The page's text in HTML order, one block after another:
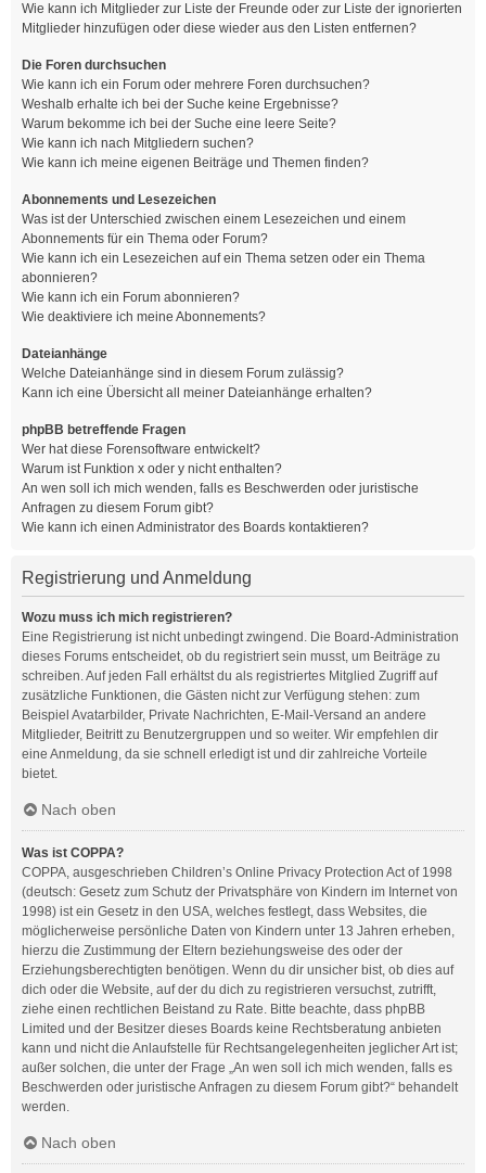
Wie kann ich Mitglieder zur Liste der Freunde oder zur Liste der ignorierten
Mitglieder hinzufügen oder diese wieder aus den Listen entfernen?
Die Foren durchsuchen
Wie kann ich ein Forum oder mehrere Foren durchsuchen?
Weshalb erhalte ich bei der Suche keine Ergebnisse?
Warum bekomme ich bei der Suche eine leere Seite?
Wie kann ich nach Mitgliedern suchen?
Wie kann ich meine eigenen Beiträge und Themen finden?
Abonnements und Lesezeichen
Was ist der Unterschied zwischen einem Lesezeichen und einem
Abonnements für ein Thema oder Forum?
Wie kann ich ein Lesezeichen auf ein Thema setzen oder ein Thema
abonnieren?
Wie kann ich ein Forum abonnieren?
Wie deaktiviere ich meine Abonnements?
Dateianhänge
Welche Dateianhänge sind in diesem Forum zulässig?
Kann ich eine Übersicht all meiner Dateianhänge erhalten?
phpBB betreffende Fragen
Wer hat diese Forensoftware entwickelt?
Warum ist Funktion x oder y nicht enthalten?
An wen soll ich mich wenden, falls es Beschwerden oder juristische
Anfragen zu diesem Forum gibt?
Wie kann ich einen Administrator des Boards kontaktieren?
Registrierung und Anmeldung
Wozu muss ich mich registrieren?
Eine Registrierung ist nicht unbedingt zwingend. Die Board-Administration
dieses Forums entscheidet, ob du registriert sein musst, um Beiträge zu
schreiben. Auf jeden Fall erhältst du als registriertes Mitglied Zugriff auf
zusätzliche Funktionen, die Gästen nicht zur Verfügung stehen: zum
Beispiel Avatarbilder, Private Nachrichten, E-Mail-Versand an andere
Mitglieder, Beitritt zu Benutzergruppen und so weiter. Wir empfehlen dir
eine Anmeldung, da sie schnell erledigt ist und dir zahlreiche Vorteile
bietet.
Nach oben
Was ist COPPA?
COPPA, ausgeschrieben Children’s Online Privacy Protection Act of 1998
(deutsch: Gesetz zum Schutz der Privatsphäre von Kindern im Internet von
1998) ist ein Gesetz in den USA, welches festlegt, dass Websites, die
möglicherweise persönliche Daten von Kindern unter 13 Jahren erheben,
hierzu die Zustimmung der Eltern beziehungsweise des oder der
Erziehungsberechtigten benötigen. Wenn du dir unsicher bist, ob dies auf
dich oder die Website, auf der du dich zu registrieren versuchst, zutrifft,
ziehe einen rechtlichen Beistand zu Rate. Bitte beachte, dass phpBB
Limited und der Besitzer dieses Boards keine Rechtsberatung anbieten
kann und nicht die Anlaufstelle für Rechtsangelegenheiten jeglicher Art ist;
außer solchen, die unter der Frage „An wen soll ich mich wenden, falls es
Beschwerden oder juristische Anfragen zu diesem Forum gibt?“ behandelt
werden.
Nach oben